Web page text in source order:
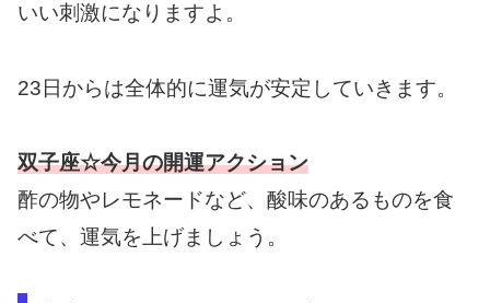
いい刺激になりますよ。
23日からは全体的に運気が安定していきます。
双子座☆今月の開運アクション
酢の物やレモネードなど、酸味のあるものを食
べて、運気を上げましょう。